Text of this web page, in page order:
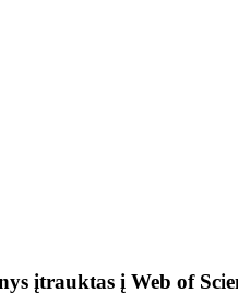
įtrauktas į Web of